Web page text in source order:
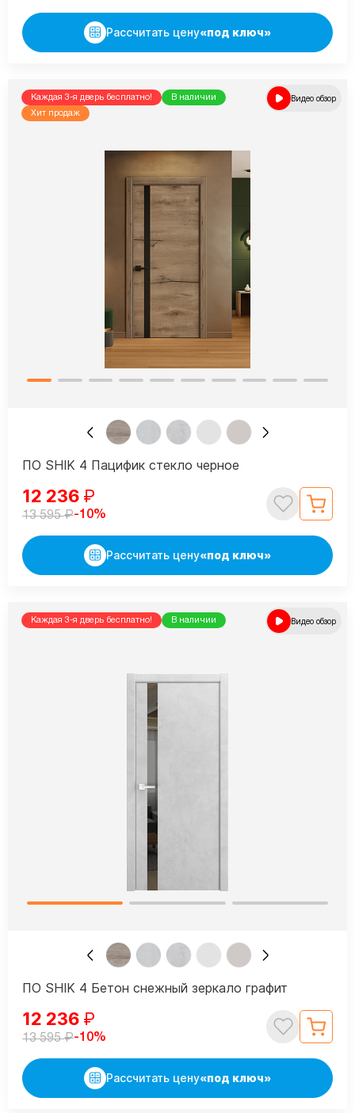
Рассчитать цену«под ключ»
Каждая 3-я дверь бесплатно!
В наличии
Хит продаж
Видео обзор
ПО SHIK 4 Пацифик стекло черное
12 236 ₽
13 595₽-10%
Рассчитать цену«под ключ»
Каждая 3-я дверь бесплатно! В наличии Видео обзор
ПО SHIK 4 Бетон снежный зеркало графит
12 236 ₽
13 595₽-10%
Рассчитать цену«под ключ»